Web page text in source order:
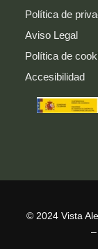
Política de
Aviso Legal
Política de
Accesibilidad
© 2024 Vista